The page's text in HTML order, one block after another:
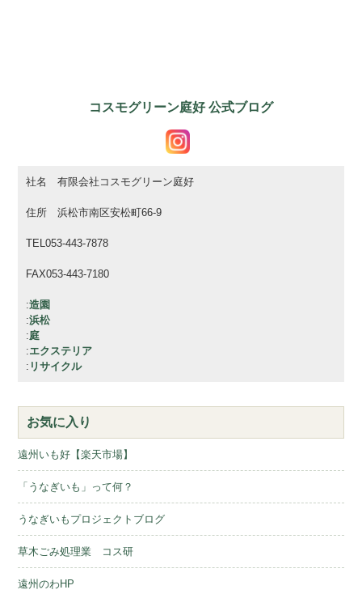
コスモグリーン庭好 公式ブログ
社名 有限会社コスモグリーン庭好
住所 浜松市南区安松町66-9
TEL053-443-7878
FAX053-443-7180
:造園
:浜松
:庭
:エクステリア
: リサイクル
お気に入り
遠州いも好【楽天市場】
「うなぎいも」って何？
うなぎいもプロジェクトブログ
草木ごみ処理業 コス研
遠州のわHP